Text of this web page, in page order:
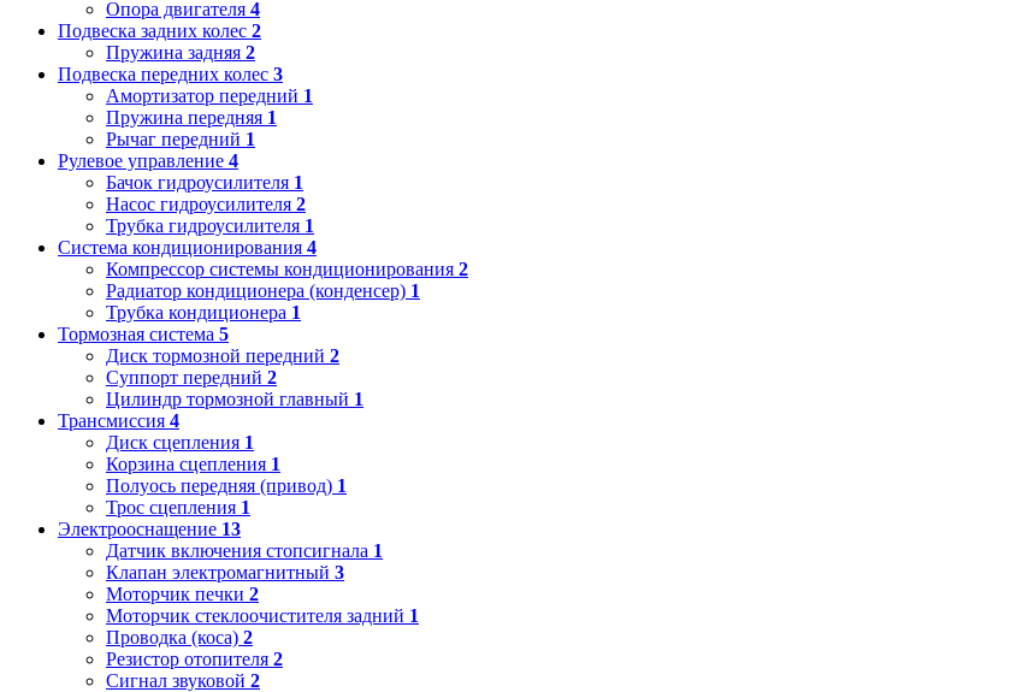
Опора двигателя 4
Подвеска задних колес 2
Пружина задняя 2
Подвеска передних колес 3
Амортизатор передний 1
Пружина передняя 1
Рычаг передний 1
Рулевое управление 4
Бачок гидроусилителя 1
Насос гидроусилителя 2
Трубка гидроусилителя 1
Система кондиционирования 4
Компрессор системы кондиционирования 2
Радиатор кондиционера (конденсер) 1
Трубка кондиционера 1
Тормозная система 5
Диск тормозной передний 2
Суппорт передний 2
Цилиндр тормозной главный 1
Трансмиссия 4
Диск сцепления 1
Корзина сцепления 1
Полуось передняя (привод) 1
Трос сцепления 1
Электрооснащение 13
Датчик включения стопсигнала 1
Клапан электромагнитный 3
Моторчик печки 2
Моторчик стеклоочистителя задний 1
Проводка (коса) 2
Резистор отопителя 2
Сигнал звуковой 2